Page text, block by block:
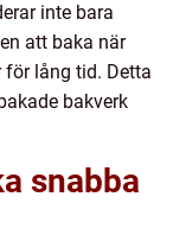
inte bara
att baka när
lång tid. Detta
bakverk
snabba